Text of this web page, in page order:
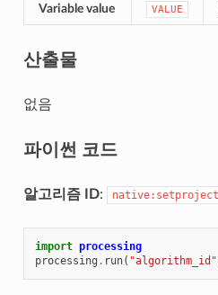
Variable value VALUE
산출물
없음
파이썬 코드
알고리즘 ID:
import processing
processing . run( "algorithm_id"